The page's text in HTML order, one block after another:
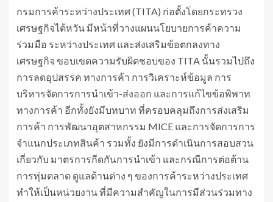
กรมการค้าระหว่างประเทศ (TITA) ก่อตั้งโดยกระทรวง
เศรษฐกิจไต้หวัน มีหน้าที่วางแผนนโยบายการค้าความ
ร่วมมือ ระหว่างประเทศ และส่งเสริมข้อตกลงทาง
เศรษฐกิจ ขอบเขตความรับผิดชอบของ TITA นั้นรวมไปถึง
การลดอุปสรรค ทางการค้า การวิเคราะห์ข้อมูล การ
บริหารจัดการการนำเข้า-ส่งออก และการแก้ไขข้อพิพาท
ทางการค้า อีกทั้งยังมีบทบาท ที่ครอบคลุมถึงการส่งเสริม
การค้า การพัฒนาอุตสาหกรรม MICE และการจัดการการ
จำแนกประเภทสินค้า รวมทั้ง ยังมีการดำเนินการสอบสวน
เกี่ยวกับ มาตรการกีดกันการนำเข้า และกรณีการต่อต้าน
การทุ่มตลาด ดูแลด้านต่าง ๆ ของการค้าระหว่างประเทศ
ทำให้เป็นหน่วยงาน ที่มีความสำคัญในการมีส่วนร่วมทาง